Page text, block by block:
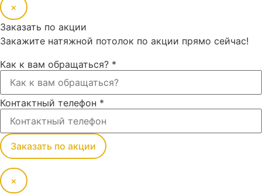
×
Заказать по акции
Закажите натяжной потолок по акции прямо сейчас!
Как к вам обращаться? *
Контактный телефон *
Заказать по акции
×